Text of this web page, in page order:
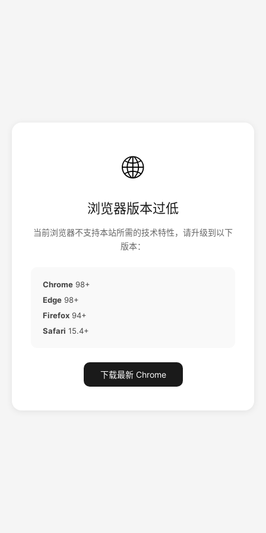
🌐
浏览器版本过低
当前浏览器不支持本站所需的技术特性，请升级到以下
版本：
Chrome 98+
Edge 98+
Firefox 94+
Safari 15.4+
下载最新 Chrome